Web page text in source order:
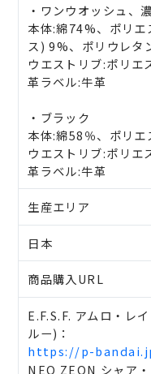
・ワンウオッシュ、
本体:綿74%、ポリ
ス) 9%、ポリウレタ
ウエストリブ:ポリ
革ラベル:牛革
・ブラック
本体:綿58％、ポリ
ウエストリブ:ポリエ
革ラベル:牛革
生産エリア
日本
商品購入URL
E.F.S.F. アムロ・レ
ルー)：
https://p-
NEO ZEON シャア